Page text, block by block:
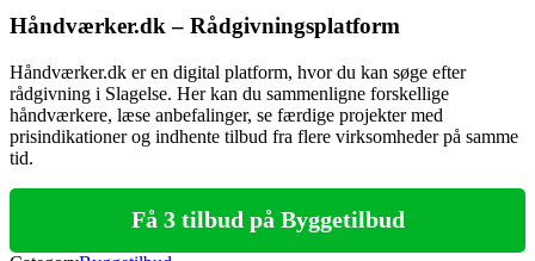
Håndværker.dk – Rådgivningsplatform
Håndværker.dk er en digital platform, hvor du kan søge efter
rådgivning i Slagelse. Her kan du sammenligne forskellige
håndværkere, læse anbefalinger, se færdige projekter med
prisindikationer og indhente tilbud fra flere virksomheder på samme
tid.
Få 3 tilbud på Byggetilbud